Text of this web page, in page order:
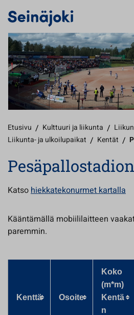
Etusivu / Kulttuuri ja liikunta /
Liikunta- ja ulkoilupaikat / Kentät /
Katsohiekkatekonurmet kartalla
Kääntämällä mobiililaitteen
paremmin.
Kenttä Osoite
Koko
(m*m)
Kentä
n